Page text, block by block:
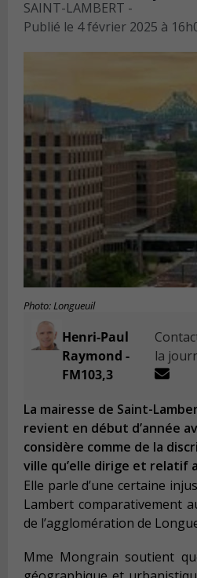
SAINT-LAMBERT -
Publié le 4 février 2025 à
Photo: Longueuil
Henri-Paul
Raymond -
FM103,3
la
La mairesse de Saint-
revient en début d’année
considère comme de la
ville qu’elle dirige et relatif
Elle parle d’une certaine
Lambert comparativement
de l’agglomération de
Mme Mongrain soutient